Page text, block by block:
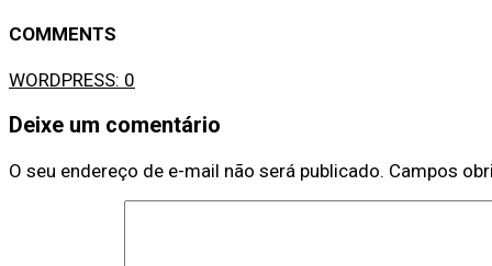
COMMENTS
WORDPRESS: 0
Deixe um comentário
O seu endereço de e-mail não será publicado. Campos